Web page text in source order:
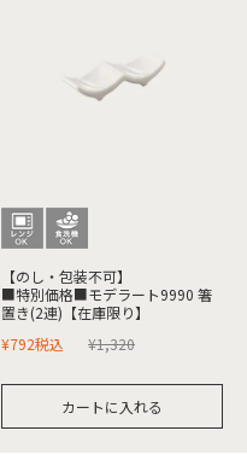
【のし・包装不可】
■特別価格■モデラート9990 箸
置き(2連)【在庫限り】
¥1,320
¥792税込
カートに入れる